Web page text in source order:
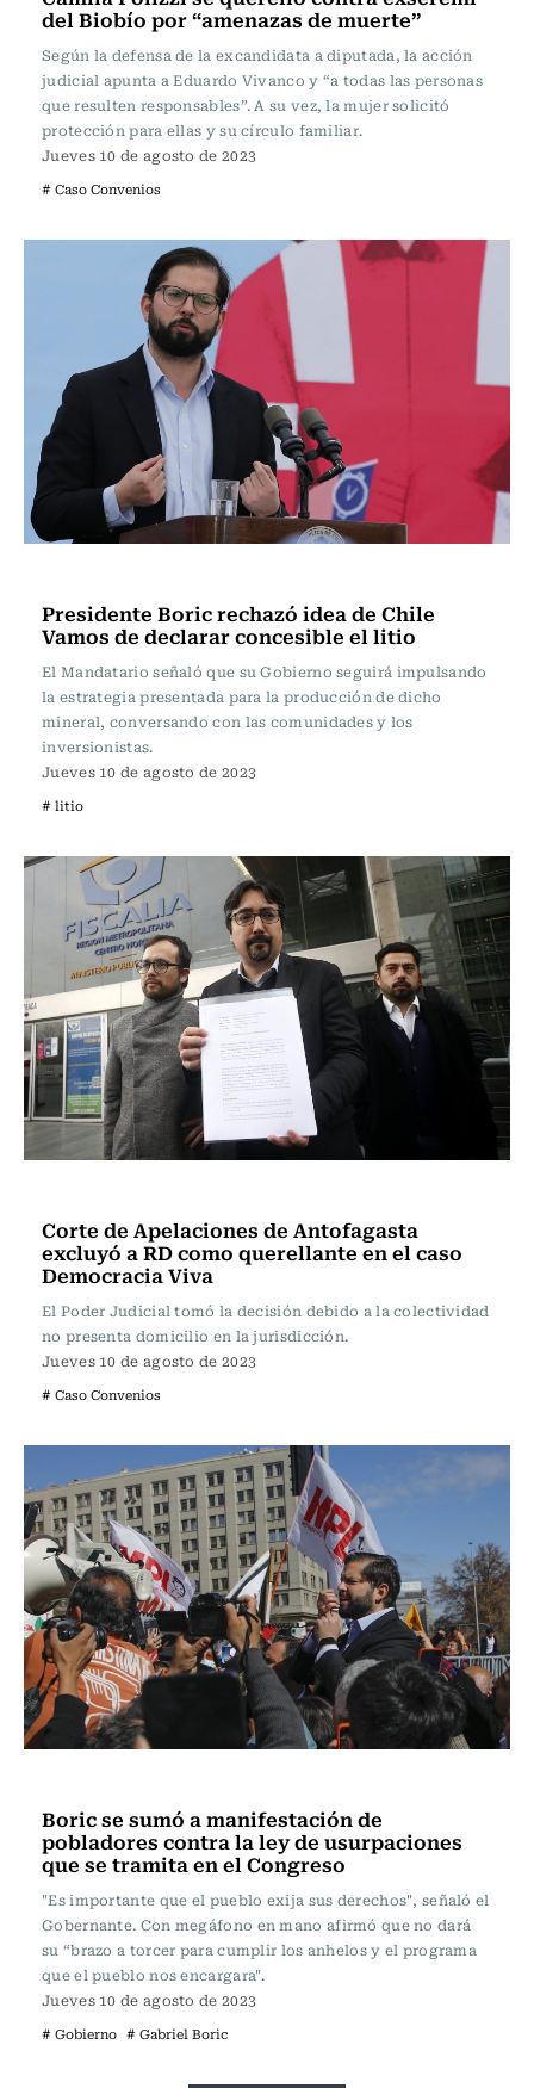
del Biobío por “amenazas de muerte”
Según la defensa de la excandidata a diputada, la acción
judicial apunta a Eduardo Vivanco y “a todas las personas
que resulten responsables”. A su vez, la mujer solicitó
protección para ellas y su círculo familiar.
Jueves 10 de agosto de 2023
# Caso Convenios
Presidente Boric rechazó idea de Chile
Vamos de declarar concesible el litio
El Mandatario señaló que su Gobierno seguirá impulsando
la estrategia presentada para la producción de dicho
mineral, conversando con las comunidades y los
inversionistas.
Jueves 10 de agosto de 2023
# litio
Corte de Apelaciones de Antofagasta
excluyó a RD como querellante en el caso
Democracia Viva
El Poder Judicial tomó la decisión debido a la colectividad
no presenta domicilio en la jurisdicción.
Jueves 10 de agosto de 2023
# Caso Convenios
Boric se sumó a manifestación de
pobladores contra la ley de usurpaciones
que se tramita en el Congreso
"Es importante que el pueblo exija sus derechos", señaló el
Gobernante. Con megáfono en mano afirmó que no dará
su “brazo a torcer para cumplir los anhelos y el programa
que el pueblo nos encargara".
Jueves 10 de agosto de 2023
# Gobierno # Gabriel Boric